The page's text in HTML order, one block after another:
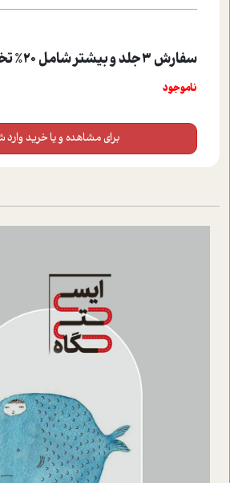
سفارش 3 جلد و بیشتر شامل 20% تخفیف می‌شود
ناموجود
برای مشاهده و یا خرید وارد